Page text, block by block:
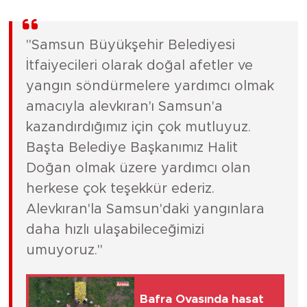
"Samsun Büyükşehir Belediyesi
İtfaiyecileri olarak doğal afetler ve
yangın söndürmelere yardımcı olmak
amacıyla alevkıran'ı Samsun'a
kazandırdığımız için çok mutluyuz.
Başta Belediye Başkanımız Halit
Doğan olmak üzere yardımcı olan
herkese çok teşekkür ederiz.
Alevkıran'la Samsun'daki yangınlara
daha hızlı ulaşabileceğimizi
umuyoruz."
Bafra Ovasında hasat